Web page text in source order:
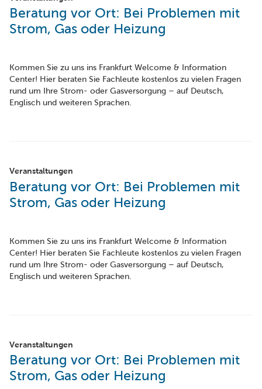
Beratung vor Ort: Bei Problemen mit
Strom, Gas oder Heizung
Kommen Sie zu uns ins Frankfurt Welcome & Information
Center! Hier beraten Sie Fachleute kostenlos zu vielen Fragen
rund um Ihre Strom- oder Gasversorgung – auf Deutsch,
Englisch und weiteren Sprachen.
Veranstaltungen
Beratung vor Ort: Bei Problemen mit
Strom, Gas oder Heizung
Kommen Sie zu uns ins Frankfurt Welcome & Information
Center! Hier beraten Sie Fachleute kostenlos zu vielen Fragen
rund um Ihre Strom- oder Gasversorgung – auf Deutsch,
Englisch und weiteren Sprachen.
Veranstaltungen
Beratung vor Ort: Bei Problemen mit
Strom, Gas oder Heizung